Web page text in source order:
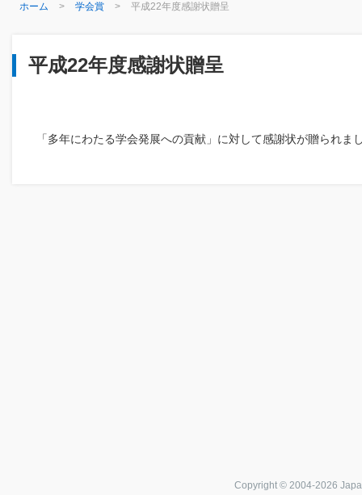
ホーム 学会賞 平成22年度感謝状贈呈
平成22年度感謝状贈呈
「多年にわたる学会発展への貢献」に対して感謝状が贈られま
Copyright © 2004-2026